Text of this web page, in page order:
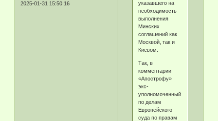
2025-01-31 15:50:16
указавшего на
необходимость
выполнения
Минских
соглашений как
Москвой, так и
Киевом.
Так, в
комментарии
«Апострофу»
экс-
уполномоченный
по делам
Европейского
суда по правам